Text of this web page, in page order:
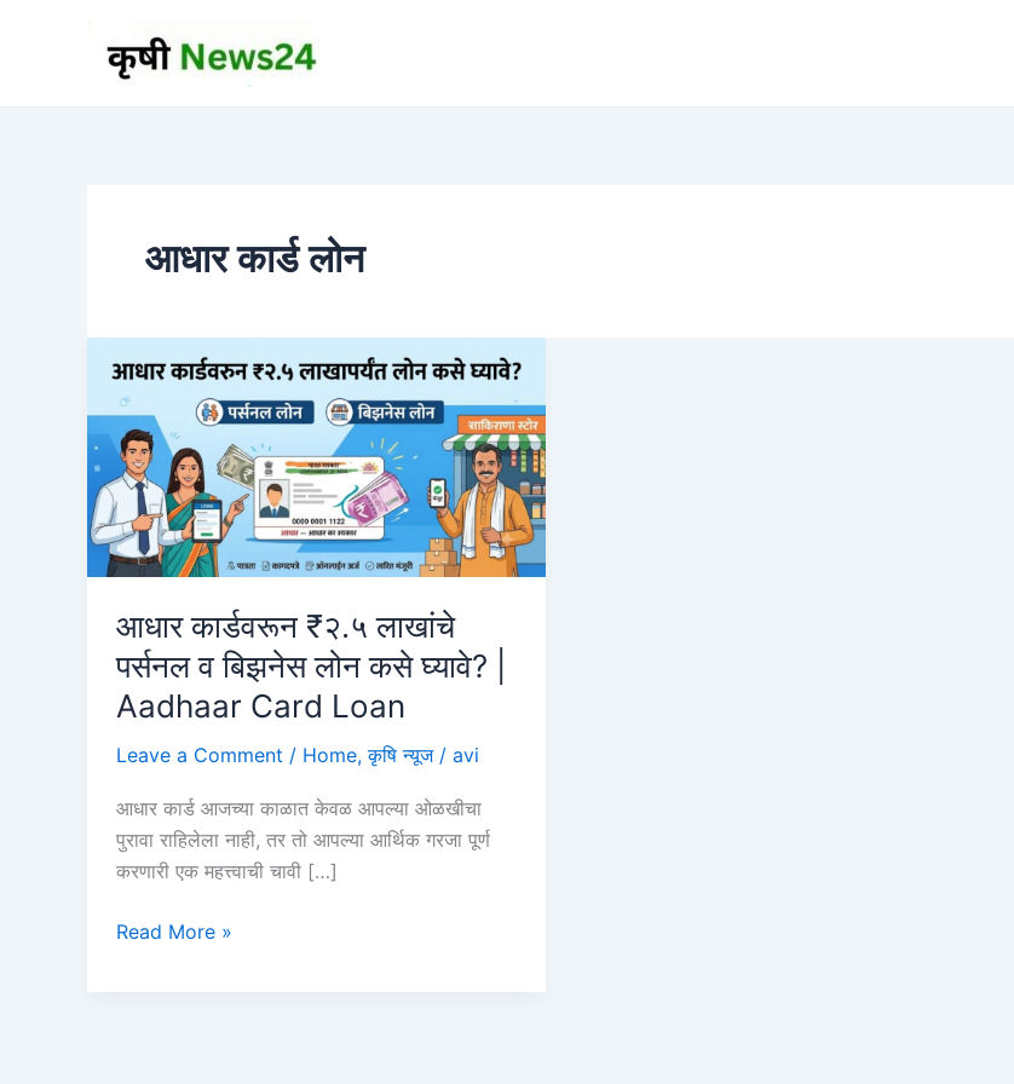
आधार कार्ड लोन
आधार कार्डवरून ₹२.५ लाखांचे
पर्सनल व बिझनेस लोन कसे घ्यावे? |
Aadhaar Card Loan
Leave a Comment / Home,कृषि न्यूज/ avi
आधार कार्ड आजच्या काळात केवळ आपल्या ओळखीचा
पुरावा राहिलेला नाही, तर तो आपल्या आर्थिक गरजा पूर्ण
करणारी एक महत्त्वाची चावी […]
आधार
Read More »